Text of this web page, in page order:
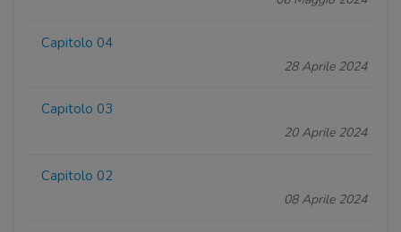
Capitolo 04
28 Aprile 2024
Capitolo 03
20 Aprile 2024
Capitolo 02
08 Aprile 2024